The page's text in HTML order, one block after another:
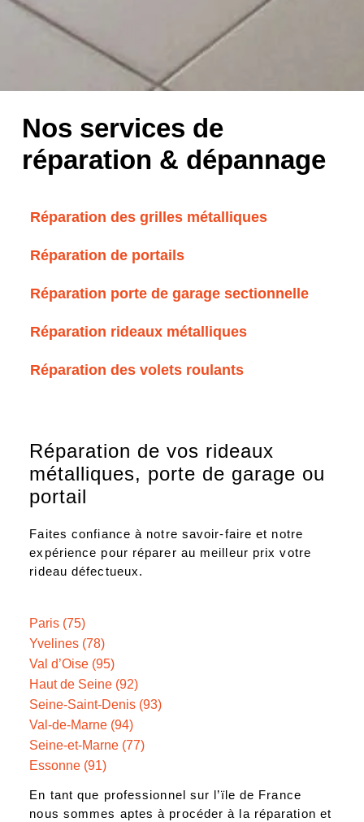
Nos services de
réparation & dépannage
Réparation des grilles métalliques
Réparation de portails
Réparation porte de garage sectionnelle
Réparation rideaux métalliques
Réparation des volets roulants
Réparation de vos rideaux
métalliques, porte de garage ou
portail
Faites confiance à notre savoir-faire et notre
expérience pour réparer au meilleur prix votre
rideau défectueux.
Paris (75)
Yvelines (78)
Val d’Oise (95)
Haut de Seine (92)
Seine-Saint-Denis (93)
Val-de-Marne (94)
Seine-et-Marne (77)
Essonne (91)
En tant que professionnel sur l’ïle de France
nous sommes aptes à procéder à la réparation et